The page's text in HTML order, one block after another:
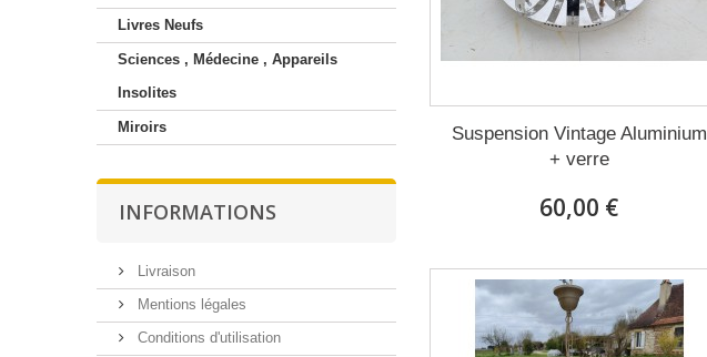
Livres Neufs
Sciences , Médecine , Appareils
Insolites
Miroirs
INFORMATIONS
Livraison
Mentions légales
Conditions d'utilisation
Suspension Vintage Aluminium
+ verre
60,00 €